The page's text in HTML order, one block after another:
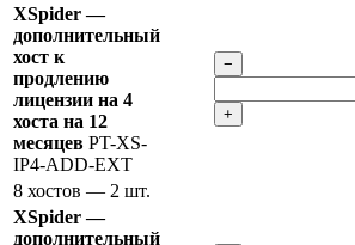
XSpider —
дополнительный
хост к
продлению
лицензии на 4
хоста на 12
месяцев PT-XS-
IP4-ADD-EXT
−
+
8 хостов — 2 шт.
XSpider —
дополнительный